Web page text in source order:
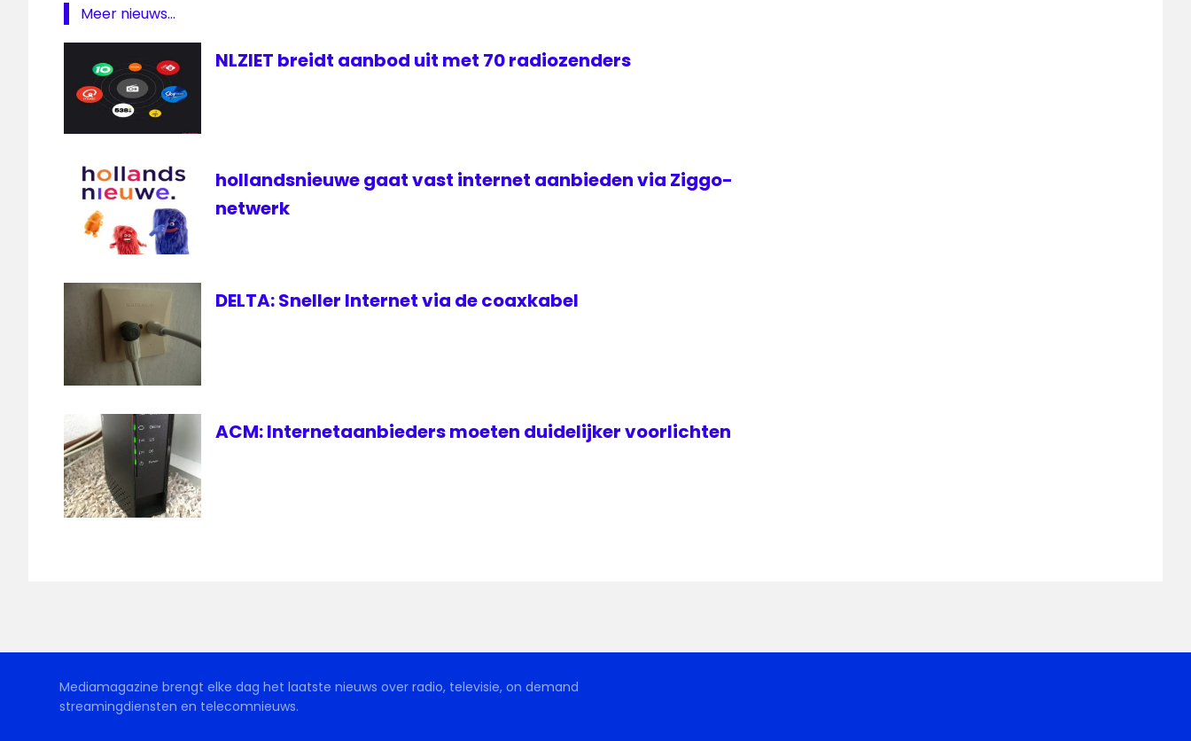
Braassem
lokale
omroep
Radio
Studio
Alphen
televisie
Meer nieuws...
NLZIET breidt aanbod uit met 70 radiozenders
hollandsnieuwe gaat vast internet aanbieden via Ziggo-
netwerk
DELTA: Sneller Internet via de coaxkabel
ACM: Internetaanbieders moeten duidelijker voorlichten
Mediamagazine brengt elke dag het laatste nieuws over radio, televisie, on demand
streamingdiensten en telecomnieuws.